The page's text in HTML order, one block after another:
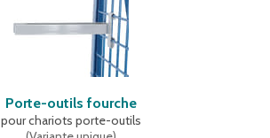
Porte-outils fourche
pour chariots porte-outils